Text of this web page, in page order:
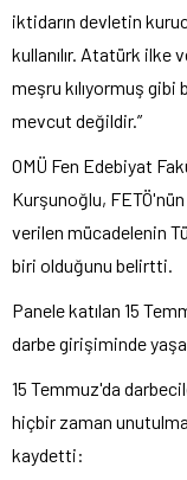
iktidarın devletin
kullanılır. Atatürk ilke
meşru kılıyormuş gibi
mevcut değildir.”
OMÜ Fen Edebiyat
Kurşunoğlu,
verilen mücadelenin
biri olduğunu belirtti.
Panele katılan 15
darbe girişiminde
15 Temmuz'da
hiçbir zaman
kaydetti: